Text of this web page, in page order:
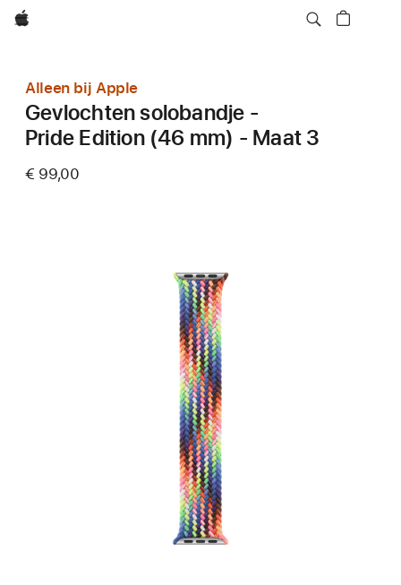
Apple
Alleen bij Apple
Gevlochten solobandje -
Pride Edition (46 mm) - Maat 3
€ 99,00